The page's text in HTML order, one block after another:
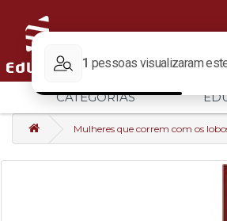
CATEGORIAS
Mulheres que correm com os